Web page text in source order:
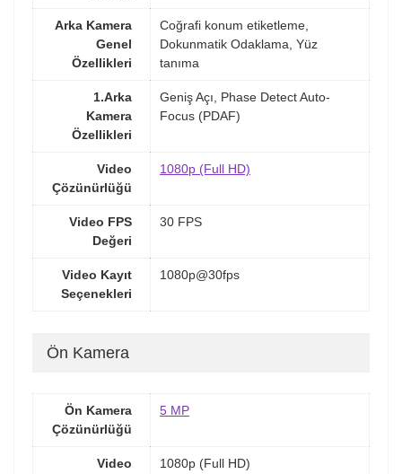
Arka Kamera
Genel
Özellikleri
Coğrafi konum etiketleme,
Dokunmatik Odaklama, Yüz
tanıma
1.Arka
Kamera
Özellikleri
Geniş Açı, Phase Detect Auto-
Focus (PDAF)
Video
Çözünürlüğü
1080p (Full HD)
Video FPS
Değeri
30 FPS
Video Kayıt
Seçenekleri
1080p@30fps
Ön Kamera
Ön Kamera
Çözünürlüğü
5 MP
Video
1080p (Full HD)